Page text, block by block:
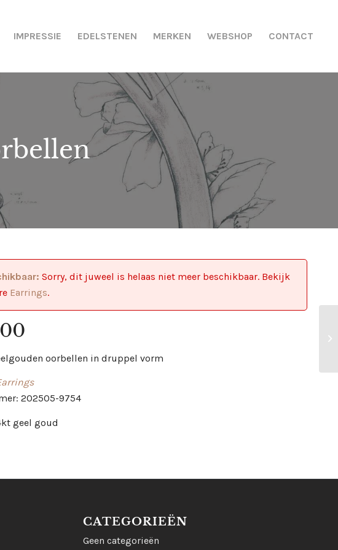
IMPRESSIE EDELSTENEN MERKEN WEBSHOP CONTACT
Sorry, dit juweel is helaas niet meer beschikbaar. Bekijk
Earrings.
oorbellen in druppel vorm
202505-9754
geel goud
CATEGORIEËN
Geen categorieën